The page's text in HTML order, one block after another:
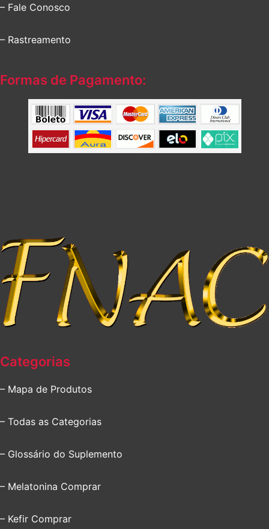
– Fale Conosco
– Rastreamento
Formas de Pagamento:
Categorias
– Mapa de Produtos
– Todas as Categorias
– Glossário do Suplemento
– Melatonina Comprar
– Kefir Comprar